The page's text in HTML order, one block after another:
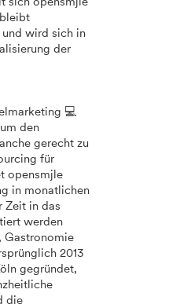
bleibt
wird sich in
der
💻
den
gerecht zu
für
opensmjle
in monatlichen
Zeit in das
werden
Gastronomie
2013
gegründet,
die